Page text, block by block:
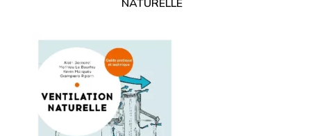
NATURELLE